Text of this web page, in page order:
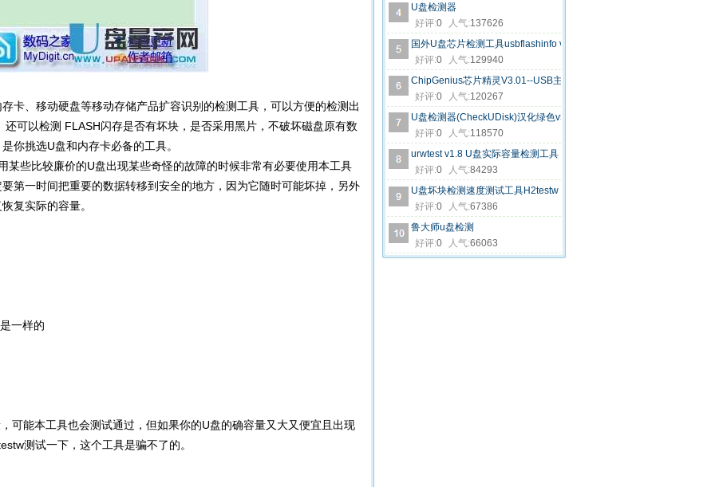
卡、移动硬盘等移动存储产品扩容识别的检测工具，可以方便的检测出
可以检测 FLASH闪存是否有坏块，是否采用黑片，不破坏磁盘原有数
你挑选U盘和内存卡必备的工具。
些比较廉价的U盘出现某些奇怪的故障的时候非常有必要使用本工具
第一时间把重要的数据转移到安全的地方，因为它随时可能坏掉，另外
复实际的容量。
一样的
可能本工具也会测试通过，但如果你的U盘的确容量又大又便宜且出现
测试一下，这个工具是骗不了的。
U盘检测器
好评:0 人气:137626
国外U盘芯片检测工具usbflashinfo v9.2.0.627绿色版
好评:0 人气:129940
ChipGenius芯片精灵V3.01--USB主控芯片检测工具
好评:0 人气:120267
U盘检测器(CheckUDisk)汉化绿色v5.4
好评:0 人气:118570
urwtest v1.8 U盘实际容量检测工具
好评:0 人气:84293
U盘坏块检测速度测试工具H2testw V1.4汉化绿色版
好评:0 人气:67386
鲁大师u盘检测
好评:0 人气:66063